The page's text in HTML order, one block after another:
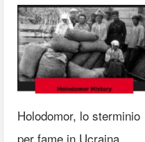
Holodomor, lo sterminio
per fame in Ucraina